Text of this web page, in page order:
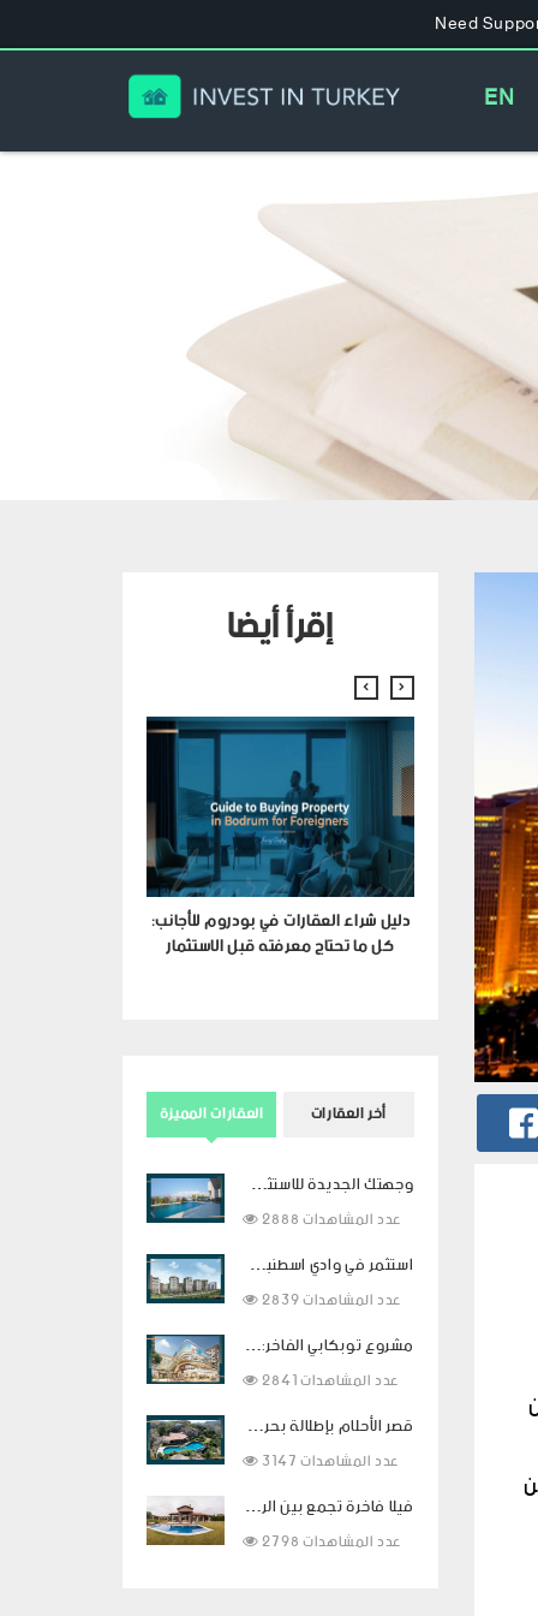
Need
EN
إقرأ أيضا
دليل شراء العقارات في بودروم للأجانب:
كل ما تحتاج معرفته قبل الاستثمار
مجدٍ أم
العقارات المميزة أخر العقارات
وجهتك الجديدة للاستثمار في الفخامة في بودروم
2888 عدد المشاهدات
استثمر في وادي اسطنبول بالتقسيط لمدة سنتين
2839 عدد المشاهدات
مشروع توبكابي الفاخر: استثمار ذكي وحياة راقية في قلب اسطنبول
2841 عدد المشاهدات
قصر الأحلام بإطلالة بحرية ساحرة ومساحات معيشية فاخرة في بودروم
3147 عدد المشاهدات
فيلا فاخرة تجمع بين الراحة والفخامة في قلب بيوك شكمجة
2798 عدد المشاهدات